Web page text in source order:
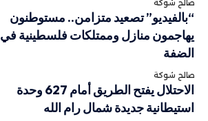
صالح شوكة
“بالفيديو” تصعيد متزامن.. مستوطنون
يهاجمون منازل وممتلكات فلسطينية في
الضفة
صالح شوكة
الاحتلال يفتح الطريق أمام 627 وحدة
استيطانية جديدة شمال رام الله